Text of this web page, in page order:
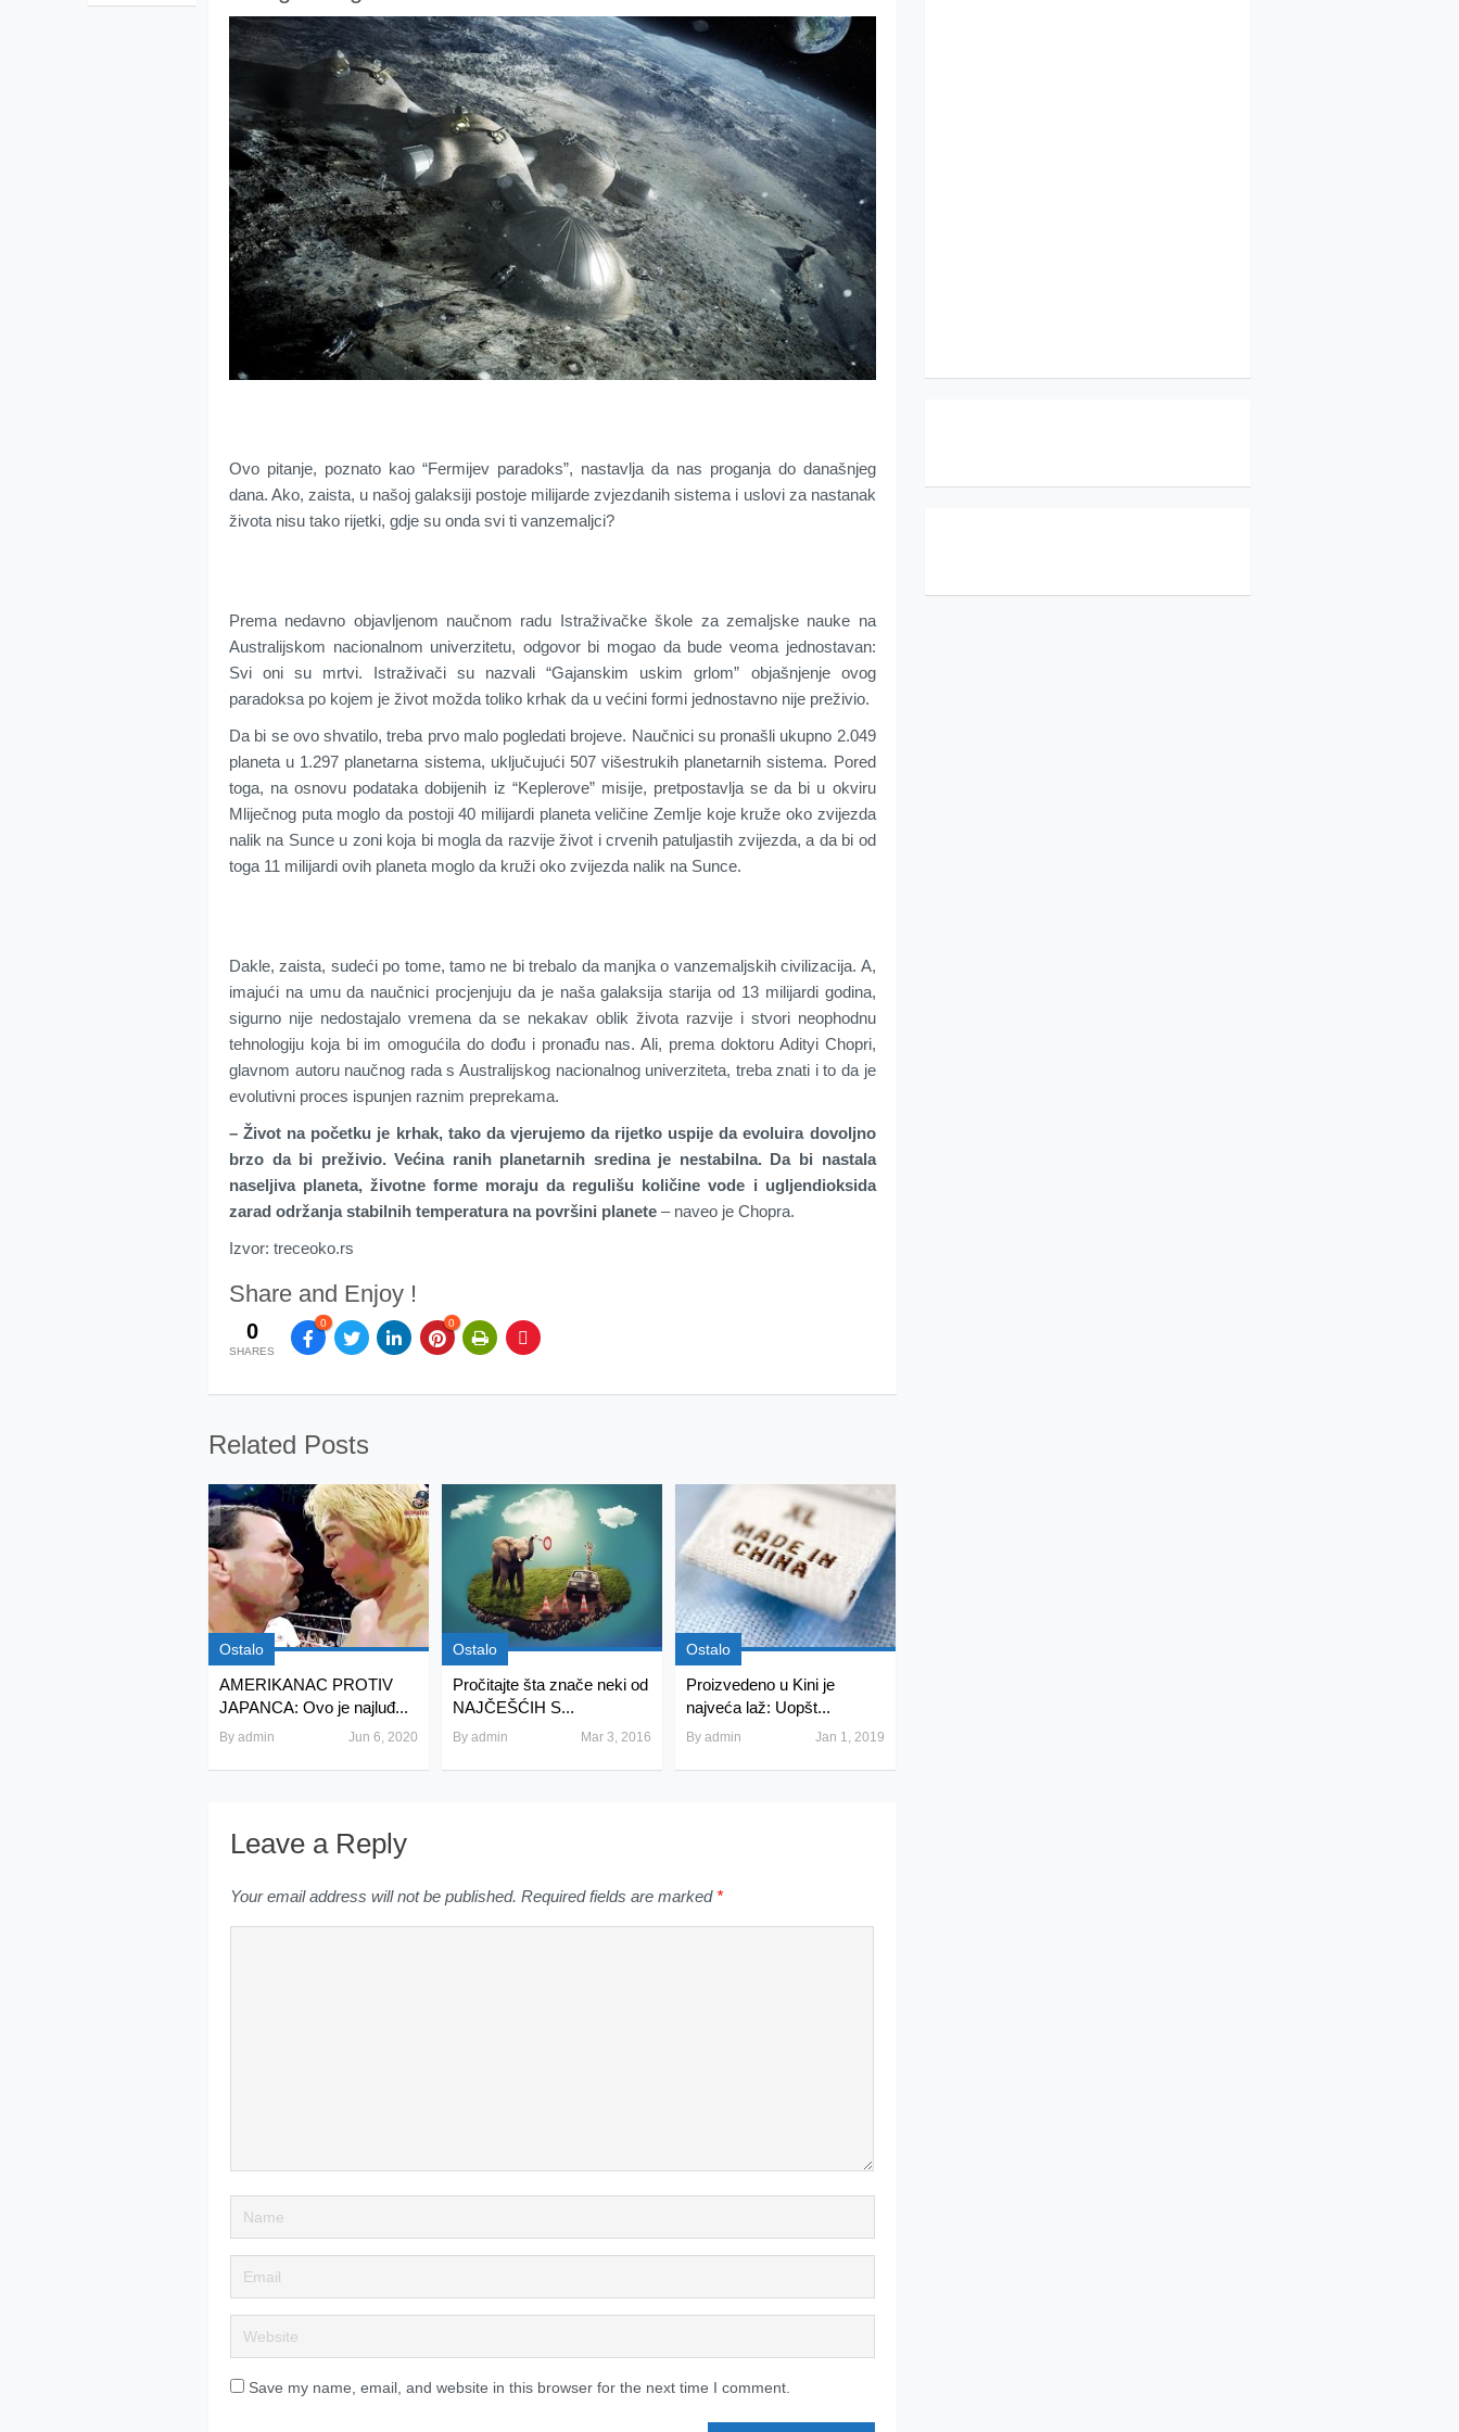
Ovo pitanje, poznato kao “Fermijev paradoks”, nastavlja da nas proganja do današnjeg
dana. Ako, zaista, u našoj galaksiji postoje milijarde zvjezdanih sistema i uslovi za nastanak
života nisu tako rijetki, gdje su onda svi ti vanzemaljci?
Prema nedavno objavljenom naučnom radu Istraživačke škole za zemaljske nauke na
Australijskom nacionalnom univerzitetu, odgovor bi mogao da bude veoma jednostavan:
Svi oni su mrtvi. Istraživači su nazvali “Gajanskim uskim grlom” objašnjenje ovog
paradoksa po kojem je život možda toliko krhak da u većini formi jednostavno nije preživio.
Da bi se ovo shvatilo, treba prvo malo pogledati brojeve. Naučnici su pronašli ukupno 2.049
planeta u 1.297 planetarna sistema, uključujući 507 višestrukih planetarnih sistema. Pored
toga, na osnovu podataka dobijenih iz “Keplerove” misije, pretpostavlja se da bi u okviru
Mliječnog puta moglo da postoji 40 milijardi planeta veličine Zemlje koje kruže oko zvijezda
nalik na Sunce u zoni koja bi mogla da razvije život i crvenih patuljastih zvijezda, a da bi od
toga 11 milijardi ovih planeta moglo da kruži oko zvijezda nalik na Sunce.
Dakle, zaista, sudeći po tome, tamo ne bi trebalo da manjka o vanzemaljskih civilizacija. A,
imajući na umu da naučnici procjenjuju da je naša galaksija starija od 13 milijardi godina,
sigurno nije nedostajalo vremena da se nekakav oblik života razvije i stvori neophodnu
tehnologiju koja bi im omogućila do dođu i pronađu nas. Ali, prema doktoru Adityi Chopri,
glavnom autoru naučnog rada s Australijskog nacionalnog univerziteta, treba znati i to da je
evolutivni proces ispunjen raznim preprekama.
– Život na početku je krhak, tako da vjerujemo da rijetko uspije da evoluira dovoljno
brzo da bi preživio. Većina ranih planetarnih sredina je nestabilna. Da bi nastala
naseljiva planeta, životne forme moraju da regulišu količine vode i ugljendioksida
zarad održanja stabilnih temperatura na površini planete – naveo je Chopra.
Izvor: treceoko.rs
Share and Enjoy !
0
SHARES
0 0
Related Posts
Ostalo
AMERIKANAC PROTIV
JAPANCA: Ovo je najluđ...
By admin Jun 6, 2020
Ostalo
Pročitajte šta znače neki od
NAJČEŠĆIH S...
By admin Mar 3, 2016
Ostalo
Proizvedeno u Kini je
najveća laž: Uopšt...
By admin Jan 1, 2019
Leave a Reply
Your email address will not be published. Required fields are marked *
Save my name, email, and website in this browser for the next time I comment.